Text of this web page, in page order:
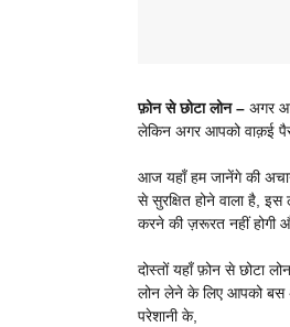
फ़ोन से छोटा लोन – अगर
लेकिन अगर आपको वाक़ई
आज यहाँ हम जानेंगे की
से सुरक्षित होने वाला है,
करने की ज़रूरत नहीं होगी
दोस्तों यहाँ फ़ोन से छोटा
लोन लेने के लिए आपको बस
परेशानी के,